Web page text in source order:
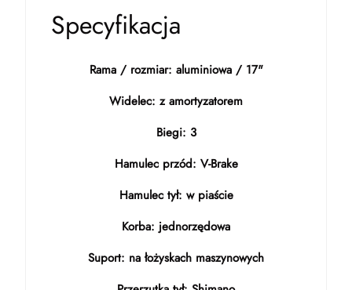
Specyfikacja
Rama / rozmiar: aluminiowa / 17"
Widelec: z amortyzatorem
Biegi: 3
Hamulec przód: V-Brake
Hamulec tył: w piaście
Korba: jednorzędowa
Suport: na łożyskach maszynowych